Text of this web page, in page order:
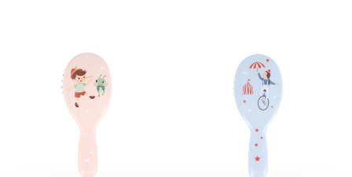
VER PRODUCTO VER PRODUCTO